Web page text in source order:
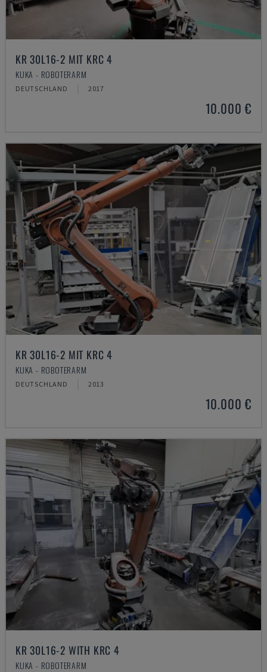
KR 30L16-2 MIT KRC 4
KUKA - ROBOTERARM
DEUTSCHLAND 2017
10.000 €
KR 30L16-2 MIT KRC 4
KUKA - ROBOTERARM
DEUTSCHLAND 2013
10.000 €
KR 30L16-2 WITH KRC 4
KUKA - ROBOTERARM